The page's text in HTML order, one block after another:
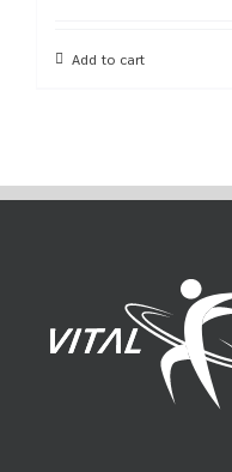
Add to cart